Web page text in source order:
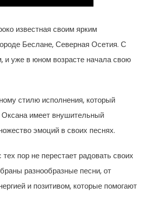
известная своим ярким
Беслане, Северная Осетия. С
и уже в юном возрасте начала свою
стилю исполнения, который
Оксана имеет внушительный
эмоций в своих песнях.
пор не перестает радовать своих
разнообразные песни, от
и позитивом, которые помогают